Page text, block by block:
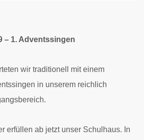
– 1. Adventssingen
wir traditionell mit einem
in unserem reichlich
erfüllen ab jetzt unser Schulhaus. In